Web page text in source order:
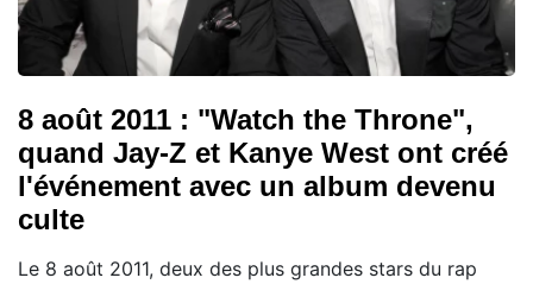
8 août 2011 : "Watch the Throne",
quand Jay-Z et Kanye West ont créé
l'événement avec un album devenu
culte
Le 8 août 2011, deux des plus grandes stars du rap